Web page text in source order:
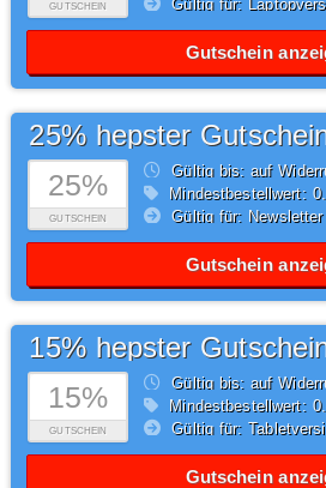
GUTSCHEIN
Gültig für:
Gutschein
25%
GUTSCHEIN
25% hepster
Gültig bis: auf
Mindestbestellwert:
Gültig für: Newsletter
Gutschein
15%
GUTSCHEIN
15% hepster
Gültig bis: auf
Mindestbestellwert:
Gültig für:
Gutschein